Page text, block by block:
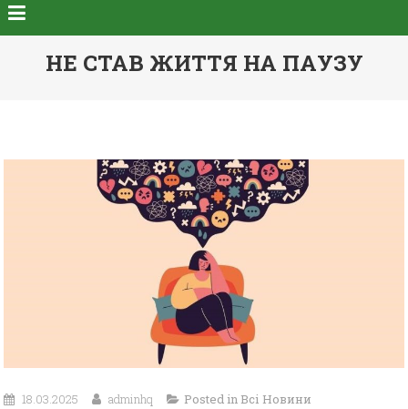
НЕ СТАВ ЖИТТЯ НА ПАУЗУ
18.03.2025 adminhq Posted in Всі Новини